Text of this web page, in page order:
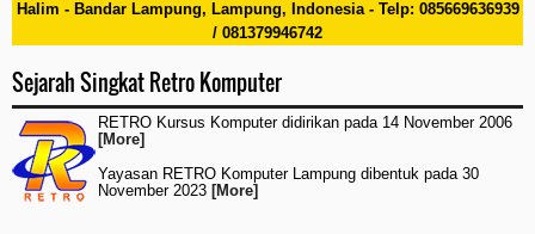
Halim - Bandar Lampung, Lampung, Indonesia - Telp: 085669636939
/ 081379946742
Sejarah Singkat Retro Komputer
RETRO Kursus Komputer didirikan pada 14 November 2006
[More]
Yayasan RETRO Komputer Lampung dibentuk pada 30
November 2023 [More]